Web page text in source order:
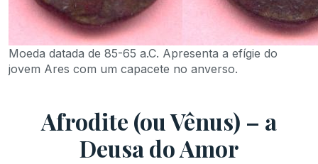
Moeda datada de 85-65 a.C. Apresenta a efígie do
jovem Ares com um capacete no anverso.
Afrodite (ou Vênus) – a
Deusa do Amor